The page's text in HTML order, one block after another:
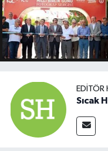
EDITÖR
Sıcak